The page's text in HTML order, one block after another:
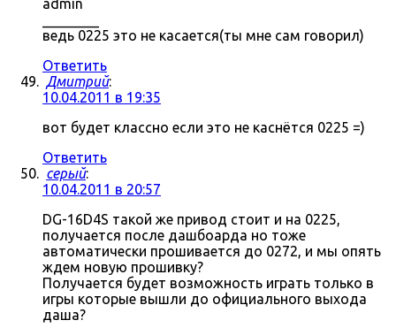
admin
ведь 0225 это не касается(ты мне сам говорил)
Ответить
Дмитрий:
10.04.2011 в 19:35
вот будет классно если это не каснётся 0225 =)
Ответить
серый:
10.04.2011 в 20:57
DG-16D4S такой же привод стоит и на 0225,
получается после дашбоарда но тоже
автоматически прошивается до 0272, и мы опять
ждем новую прошивку?
Получается будет возможность играть только в
игры которые вышли до официального выхода
даша?